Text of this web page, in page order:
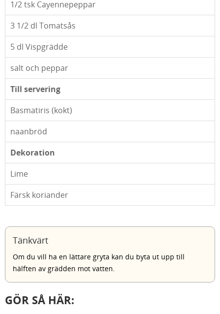
1/2tsk Cayennepeppar
3 1/2 dl Tomatsås
5 dl Vispgrädde
salt och peppar
Till servering
Basmatiris (kokt)
naanbröd
Dekoration
Lime
Färsk koriander
Tänkvärt
Om du vill ha en lättare gryta kan du byta ut upp till
hälften av grädden mot vatten.
GÖR SÅ HÄR: